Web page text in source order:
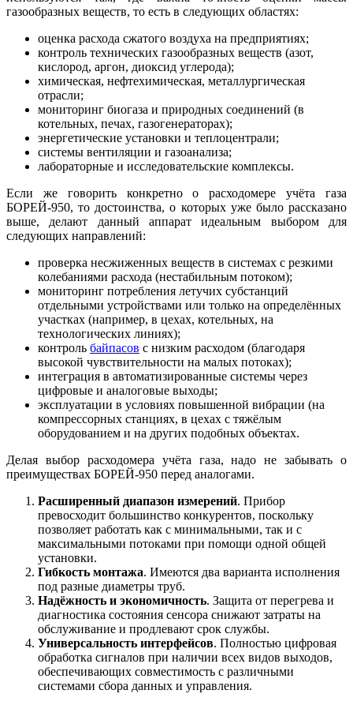
газообразных веществ, то есть в следующих областях:
оценка расхода сжатого воздуха на предприятиях;
контроль технических газообразных веществ (азот,
кислород, аргон, диоксид углерода);
химическая, нефтехимическая, металлургическая
отрасли;
мониторинг биогаза и природных соединений (в
котельных, печах, газогенераторах);
энергетические установки и теплоцентрали;
системы вентиляции и газоанализа;
лабораторные и исследовательские комплексы.
Если же говорить конкретно о расходомере учёта газа
БОРЕЙ-950, то достоинства, о которых уже было рассказано
выше, делают данный аппарат идеальным выбором для
следующих направлений:
проверка несжиженных веществ в системах с резкими
колебаниями расхода (нестабильным потоком);
мониторинг потребления летучих субстанций
отдельными устройствами или только на определённых
участках (например, в цехах, котельных, на
технологических линиях);
контроль байпасов с низким расходом (благодаря
высокой чувствительности на малых потоках);
интеграция в автоматизированные системы через
цифровые и аналоговые выходы;
эксплуатации в условиях повышенной вибрации (на
компрессорных станциях, в цехах с тяжёлым
оборудованием и на других подобных объектах.
Делая выбор расходомера учёта газа, надо не забывать о
преимуществах БОРЕЙ-950 перед аналогами.
Расширенный диапазон измерений. Прибор
превосходит большинство конкурентов, поскольку
позволяет работать как с минимальными, так и с
максимальными потоками при помощи одной общей
установки.
Гибкость монтажа. Имеются два варианта исполнения
под разные диаметры труб.
Надёжность и экономичность. Защита от перегрева и
диагностика состояния сенсора снижают затраты на
обслуживание и продлевают срок службы.
Универсальность интерфейсов. Полностью цифровая
обработка сигналов при наличии всех видов выходов,
обеспечивающих совместимость с различными
системами сбора данных и управления.